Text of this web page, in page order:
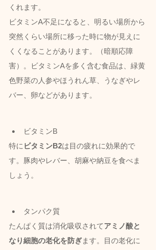
くれます。
ビタミンA不足になると、明るい場所から
突然くらい場所に移った時に物が見えに
くくなることがあります。（暗順応障
害）。ビタミンAを多く含む食品は、緑黄
色野菜の人参やほうれん草、うなぎやレ
バー、卵などがあります。
ビタミンB
特に ビタミンB2は目の疲れに効果的で
す。豚肉やレバー、胡麻や納豆を食べま
しょう。
タンパク質
たんぱく質は消化吸収されてアミノ酸と
なり細胞の老化を防ぎます。目の老化に